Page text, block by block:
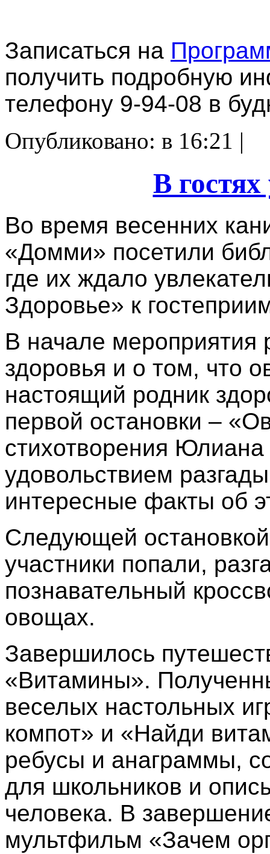
Записаться на
получить подробную
телефону 9-94-08 в
Опубликовано: в 16:21 |
В
Во время весенних
«Домми» посетили
где их ждало
Здоровье» к
В начале мероприятия
здоровья и о том, что
настоящий родник
первой остановки –
стихотворения
удовольствием
интересные факты об
Следующей
участники попали,
познавательный
овощах.
Завершилось
«Витамины».
веселых настольных
компот» и «Найди
ребусы и анаграммы,
для школьников и
человека. В
мультфильм «Зачем